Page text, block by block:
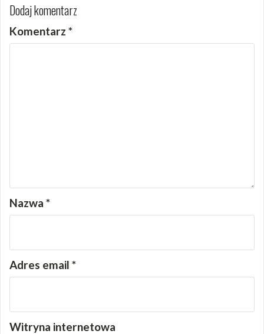
Dodaj komentarz
Komentarz *
Nazwa *
Adres email *
Witryna internetowa